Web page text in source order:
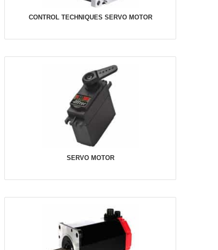
CONTROL TECHNIQUES SERVO MOTOR
SERVO MOTOR